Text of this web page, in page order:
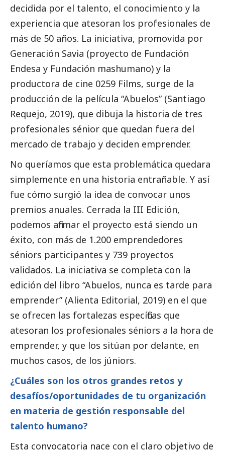
decidida por el talento, el conocimiento y la
experiencia que atesoran los profesionales de
más de 50 años. La iniciativa, promovida por
Generación Savia (proyecto de Fundación
Endesa y Fundación mashumano) y la
productora de cine 0259 Films, surge de la
producción de la película “Abuelos” (Santiago
Requejo, 2019), que dibuja la historia de tres
profesionales sénior que quedan fuera del
mercado de trabajo y deciden emprender.
No queríamos que esta problemática quedara
simplemente en una historia entrañable. Y así
fue cómo surgió la idea de convocar unos
premios anuales. Cerrada la III Edición,
podemos afirmar el proyecto está siendo un
éxito, con más de 1.200 emprendedores
séniors participantes y 739 proyectos
validados. La iniciativa se completa con la
edición del libro “Abuelos, nunca es tarde para
emprender” (Alienta Editorial, 2019) en el que
se ofrecen las fortalezas específicas que
atesoran los profesionales séniors a la hora de
emprender, y que los sitúan por delante, en
muchos casos, de los júniors.
¿Cuáles son los otros grandes retos y
desafíos/oportunidades de tu organización
en materia de gestión responsable del
talento humano?
Esta convocatoria nace con el claro objetivo de